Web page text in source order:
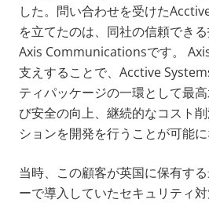
した。問い合わせを受けた
を立てたのは、同社の信頼でき
Axis Communicationsです。
支えすることで、Acctive
ティパッケージの一環として最
び安全の向上、継続的なコスト
ションを開発を行うことが可能に
当時、この顧客が英国に保有す
ーで導入していたセキュリティ